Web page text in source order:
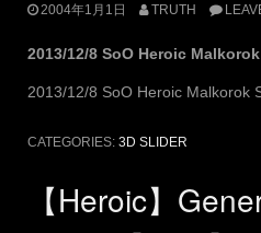
2004年1月1日 TRUTH
2013/12/8 SoO Heroic
2013/12/8 SoO Heroic Malkorok
CATEGORIES: 3D SLIDER
【Heroic】